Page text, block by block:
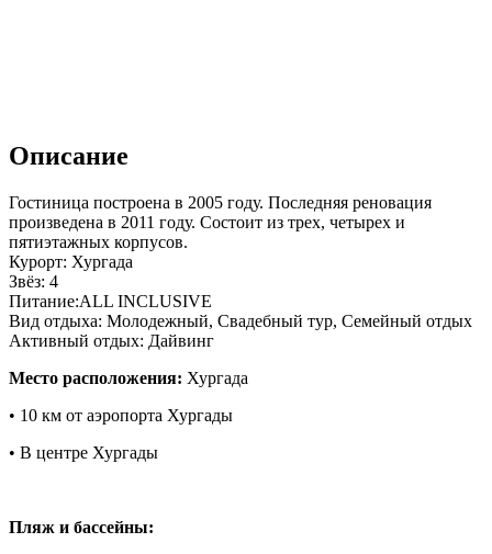
Описание
Гостиница построена в 2005 году. Последняя реновация
произведена в 2011 году. Состоит из трех, четырех и
пятиэтажных корпусов.
Курорт: Хургада
Звёз: 4
Питание:ALL INCLUSIVE
Вид отдыха: Молодежный, Свадебный тур, Семейный отдых
Активный отдых: Дайвинг
Место расположения: Хургада
• 10 км от аэропорта Хургады
• В центре Хургады
Пляж и бассейны: